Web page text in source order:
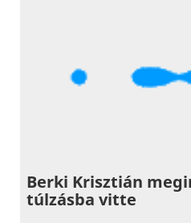
Berki Krisztián
túlzásba vitte